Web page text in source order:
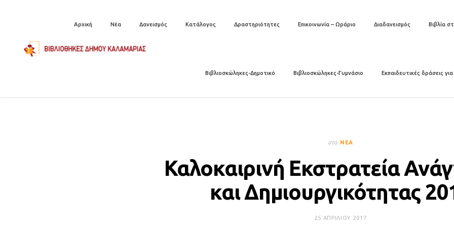
Αρχική Νέα Δανεισμός Κατάλογος Δραστηριότητες Επικοινωνία – Ωράριο Διαδανεισμός Βιβλία
Βιβλιοσκώληκες-Δημοτικό Βιβλιοσκώληκες-Γυμνάσιο Εκπαιδευτικές δράσεις
στα ΝΈΑ
Καλοκαιρινή Εκστρατεία
και Δημιουργικότητας
25 ΑΠΡΙΛΊΟΥ 2017